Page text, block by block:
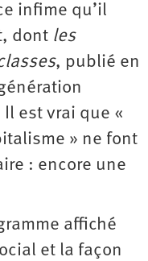
infime qu’il
dont les
, publié en
est vrai que «
» ne font
: encore une
affiché
et la façon